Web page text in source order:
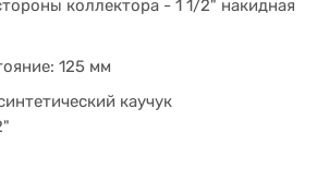
коллектора - 1 1/2" накидная
125 мм
каучук